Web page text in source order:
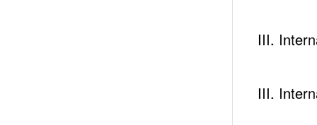
III.
III.